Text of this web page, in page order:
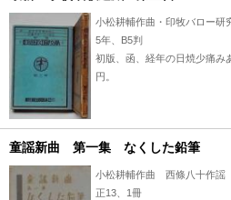
小松耕輔作曲・印牧バロー研
5年、B5判
初版、函、経年の日焼少痛み
円。
童謡新曲 第一集 なくした鉛筆
小松耕輔作曲 西條八十作謡
正13、1冊